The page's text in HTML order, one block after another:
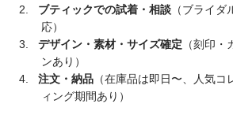
ブティックでの試着・相談 （ブライ
応）
デザイン・素材・サイズ確定 （刻印
ンあり）
注文・納品 （在庫品は即日〜、人気
ィング期間あり）